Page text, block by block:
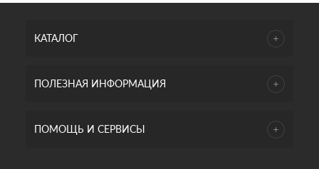
КАТАЛОГ
ПОЛЕЗНАЯ ИНФОРМАЦИЯ
ПОМОЩЬ И СЕРВИСЫ